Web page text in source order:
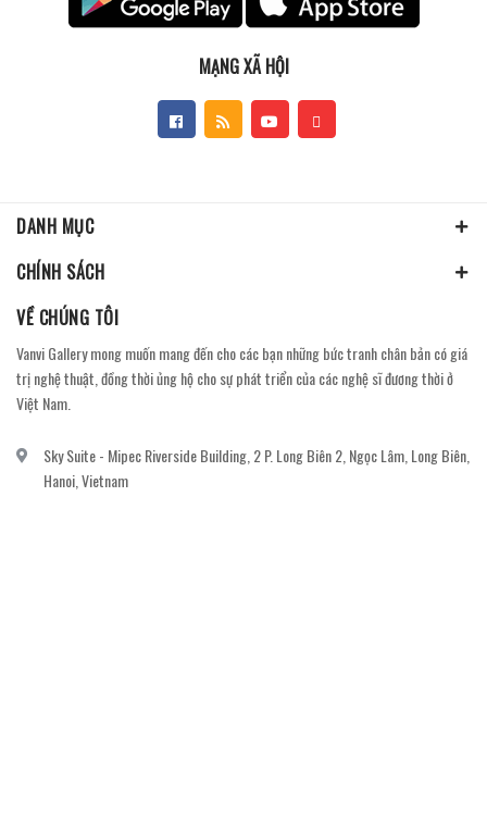
MẠNG XÃ HỘI
DANH MỤC
CHÍNH SÁCH
VỀ CHÚNG TÔI
Vanvi Gallery mong muốn mang đến cho các bạn những bức tranh chân bản có giá
trị nghệ thuật, đồng thời ủng hộ cho sự phát triển của các nghệ sĩ đương thời ở
Việt Nam.
Sky Suite - Mipec Riverside Building, 2 P. Long Biên 2, Ngọc Lâm, Long Biên,
Hanoi, Vietnam